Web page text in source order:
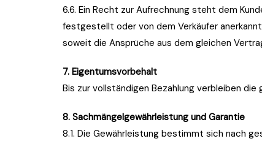
6.6. Ein Recht zur Aufrechnung steht dem
festgestellt oder von dem Verkäufer
soweit die Ansprüche aus dem gleichen
7. Eigentumsvorbehalt
Bis zur vollständigen Bezahlung verbleiben
8. Sachmängelgewährleistung und Garantie
8.1. Die Gewährleistung bestimmt sich nach